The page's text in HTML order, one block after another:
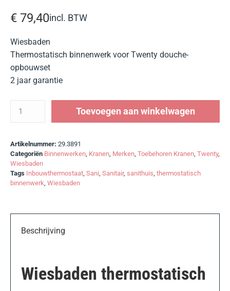
€ 79,40incl. BTW
Wiesbaden
Thermostatisch binnenwerk voor Twenty douche-
opbouwset
2 jaar garantie
Toevoegen aan winkelwagen
Artikelnummer: 29.3891
Categoriën Binnenwerken, Kranen, Merken, Toebehoren Kranen, Twenty,
Wiesbaden
Tags Inbouwthermostaat, Sani, Sanitair, sanithuis, thermostatisch
binnenwerk, Wiesbaden
Beschrijving
Wiesbaden thermostatisch